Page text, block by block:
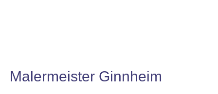
Malermeister Ginnheim